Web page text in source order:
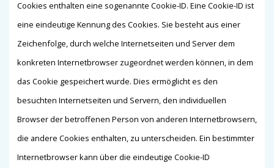
Cookies enthalten eine sogenannte Cookie-ID. Eine Cookie-ID ist
eine eindeutige Kennung des Cookies. Sie besteht aus einer
Zeichenfolge, durch welche Internetseiten und Server dem
konkreten Internetbrowser zugeordnet werden können, in dem
das Cookie gespeichert wurde. Dies ermöglicht es den
besuchten Internetseiten und Servern, den individuellen
Browser der betroffenen Person von anderen Internetbrowsern,
die andere Cookies enthalten, zu unterscheiden. Ein bestimmter
Internetbrowser kann über die eindeutige Cookie-ID